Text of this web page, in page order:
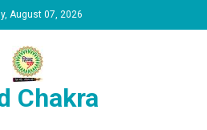
August 07, 2026
Chakra